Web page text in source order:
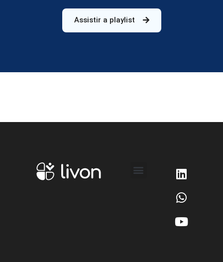
Assistir a playlist